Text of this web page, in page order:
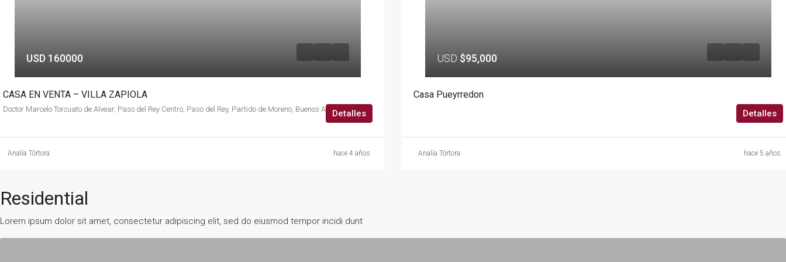
USD 160000
CASA EN VENTA – VILLA ZAPIOLA
Detalles
Analía Tórtora hace 4 años
USD $95,000
Casa Pueyrredon
Detalles
Analía Tórtora hace 5 años
Residential
Lorem ipsum dolor sit amet, consectetur adipiscing elit, sed do eiusmod tempor incidi dunt